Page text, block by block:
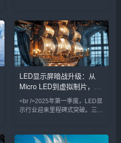
小时200万颗，远超此前业界预
期。三星、索尼、京东方等巨头
相继发布新一代Micro LED显示
屏，像素间距下探至P0.3以下，
亮度却提升至5000nit以上。这
意味着，在户外强光环境下，
Micro LED依然能呈现细腻画
质，彻底解决了传统LCD和
LED显示屏暗战升级：从
Micro LED到虚拟制片，一
场改写视觉产业的万亿赛道
竞速
<br />2025年第一季度，LED显
示行业迎来里程碑式突破。三
99.9%，像素间距突破P0.3极